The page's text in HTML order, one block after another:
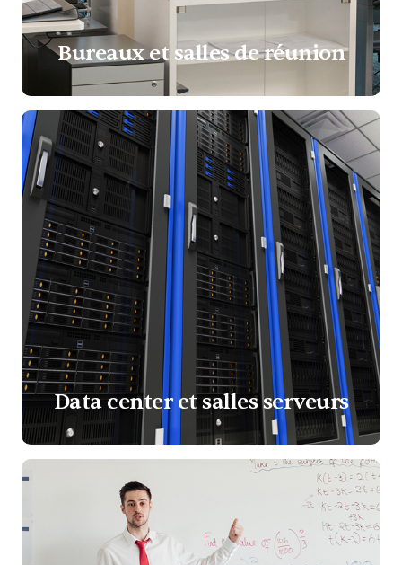
Bureaux et salles de réunion
Data center et salles serveurs